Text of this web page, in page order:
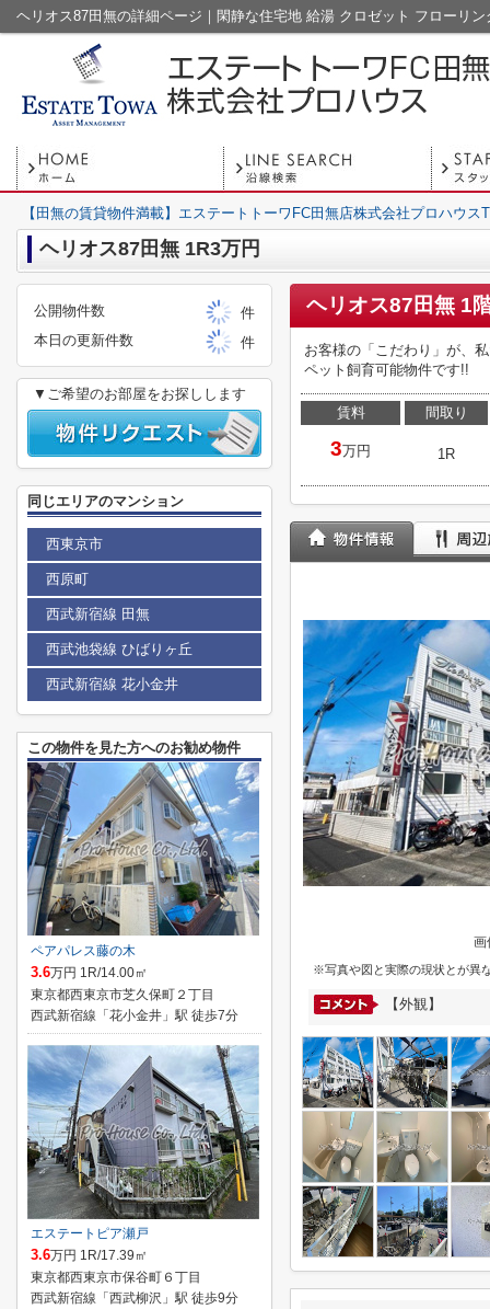
【田無の賃貸物件満載】エステートトーワFC田無店株式会社プロハウス
ヘリオス87田無 1R3万円
ヘリオス87田無 1
お客様の「こだわり」が、
ペット飼育可能物件です!!
賃料
3万円
間取り
1R
画
※写真や図と実際の現状とが異
【外観】
公開物件数
件
本日の更新件数
件
▼ご希望のお部屋をお探しします
同じエリアのマンション
西東京市
西原町
西武新宿線 田無
西武池袋線 ひばりヶ丘
西武新宿線 花小金井
この物件を見た方へのお勧め物件
ペアパレス藤の木
3.6万円 1R/14.00㎡
東京都西東京市芝久保町２丁目
西武新宿線「花小金井」駅 徒歩7分
エステートピア瀬戸
3.6万円 1R/17.39㎡
東京都西東京市保谷町６丁目
西武新宿線「西武柳沢」駅 徒歩9分